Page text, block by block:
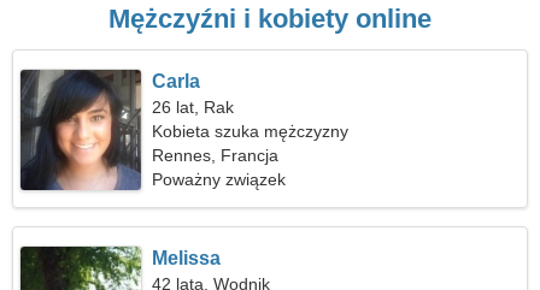
Mężczyźni i kobiety online
Carla
26 lat, Rak
Kobieta szuka mężczyzny
Rennes, Francja
Poważny związek
Melissa
42 lata, Wodnik